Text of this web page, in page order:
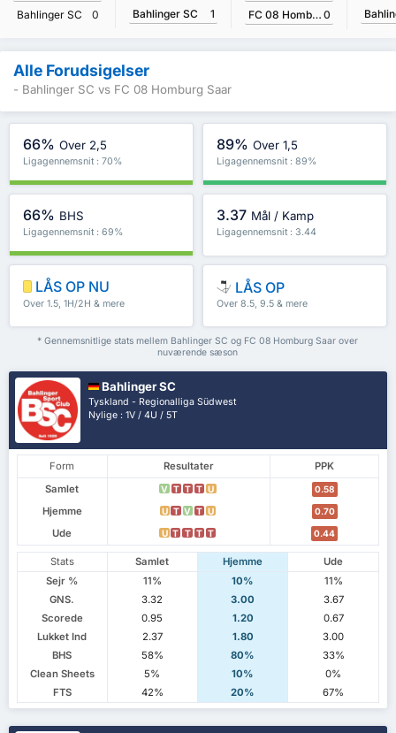
Bahlinger SC
0
Bahlinger SC
1
FC 08 Homburg Saar 0
Alle Forudsigelser
- Bahlinger SC vs FC 08 Homburg Saar
66% Over 2,5
Ligagennemsnit : 70%
89% Over 1,5
Ligagennemsnit : 89%
66% BHS
Ligagennemsnit : 69%
3.37 Mål / Kamp
Ligagennemsnit : 3.44
LÅS OP NU
Over 1.5, 1H/2H & mere
LÅS OP
Over 8.5, 9.5 & mere
* Gennemsnitlige stats mellem Bahlinger SC og FC 08 Homburg Saar over
nuværende sæson
Bahlinger SC
Tyskland - Regionalliga Südwest
Nylige : 1V / 4U / 5T
Form Resultater
PPK
Samlet
V T T T U 0.58
Hjemme U T V T U 0.70
Ude U T T T T 0.44
Stats Samlet Hjemme
Ude
Sejr %
11% 10%
11%
GNS.
3.32 3.00
3.67
Scorede
0.95 1.20
0.67
Lukket Ind
2.37 1.80
3.00
BHS
58% 80%
33%
Clean Sheets
5% 10%
0%
FTS
42% 20% 67%